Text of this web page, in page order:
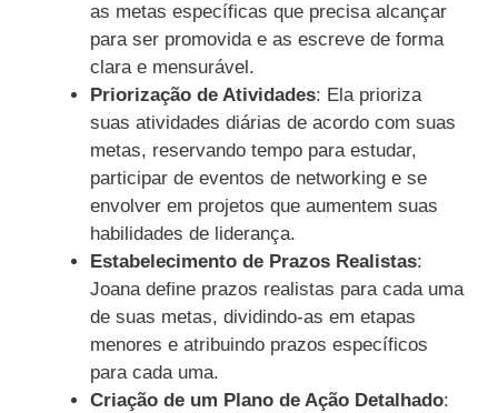
as metas específicas que precisa alcançar
para ser promovida e as escreve de forma
clara e mensurável.
Priorização de Atividades: Ela prioriza
suas atividades diárias de acordo com suas
metas, reservando tempo para estudar,
participar de eventos de networking e se
envolver em projetos que aumentem suas
habilidades de liderança.
Estabelecimento de Prazos Realistas:
Joana define prazos realistas para cada uma
de suas metas, dividindo-as em etapas
menores e atribuindo prazos específicos
para cada uma.
Criação de um Plano de Ação Detalhado: